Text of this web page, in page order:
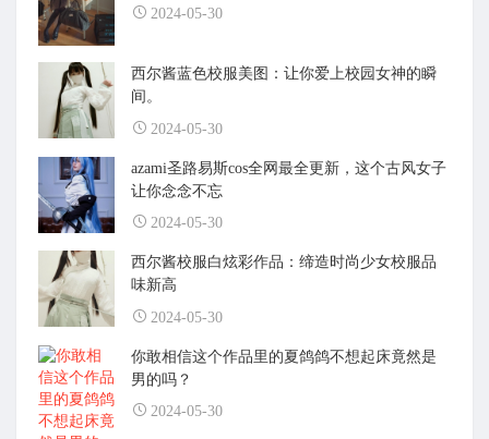
2024-05-30
西尔酱蓝色校服美图：让你爱上校园女神的瞬
间。
2024-05-30
azami圣路易斯cos全网最全更新，这个古风女子
让你念念不忘
2024-05-30
西尔酱校服白炫彩作品：缔造时尚少女校服品
味新高
2024-05-30
你敢相信这个作品里的夏鸽鸽不想起床竟然是
男的吗？
2024-05-30